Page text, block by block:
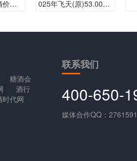
价格
025年飞天(原)53.00度
糖酒会
酒行
时代网
联系我们
400-650-
媒体合作QQ：